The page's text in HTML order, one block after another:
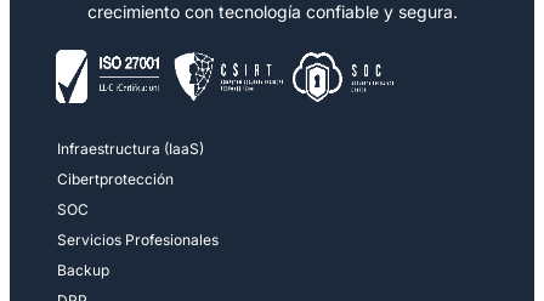
crecimiento con tecnología confiable y segura.
Infraestructura (IaaS)
Cibertprotección
SOC
Servicios Profesionales
Backup